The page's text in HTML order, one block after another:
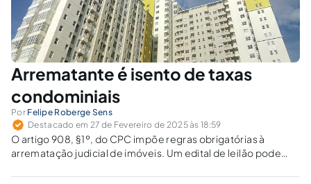
Arrematante é isento de taxas
condominiais
Por Felipe Roberge Sens
Destacado em 27 de Fevereiro de 2025 às 18:59
O artigo 908, §1º, do CPC impõe regras obrigatórias à
arrematação judicial de imóveis. Um edital de leilão pode